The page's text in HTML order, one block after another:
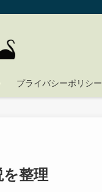
プライバシーポリシー
整理